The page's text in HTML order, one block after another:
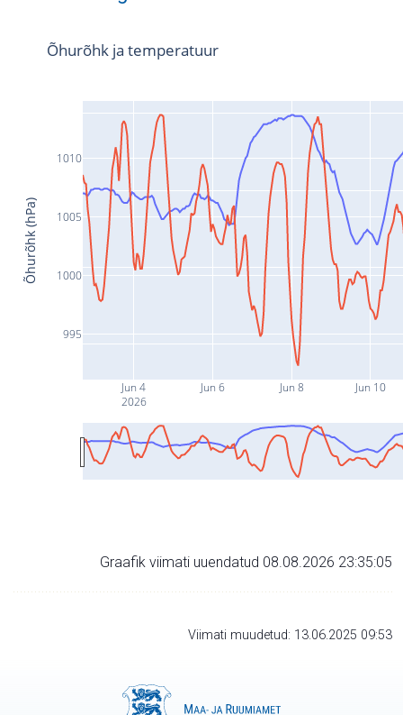
Jun 4
2026
Jun 6 Jun 8 Jun 10
995
1000
1005
1010
Õhurõhk ja temperatuur
Õhurõhk (hPa)
Graafik viimati uuendatud 08.08.2026 23:35:05
Viimati muudetud: 13.06.2025 09:53